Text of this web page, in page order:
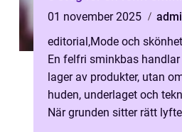
01 november 2025
editorial,Mode och skönhet
En felfri sminkbas
lager av produkter, utan
huden, underlaget och
När grunden sitter rätt